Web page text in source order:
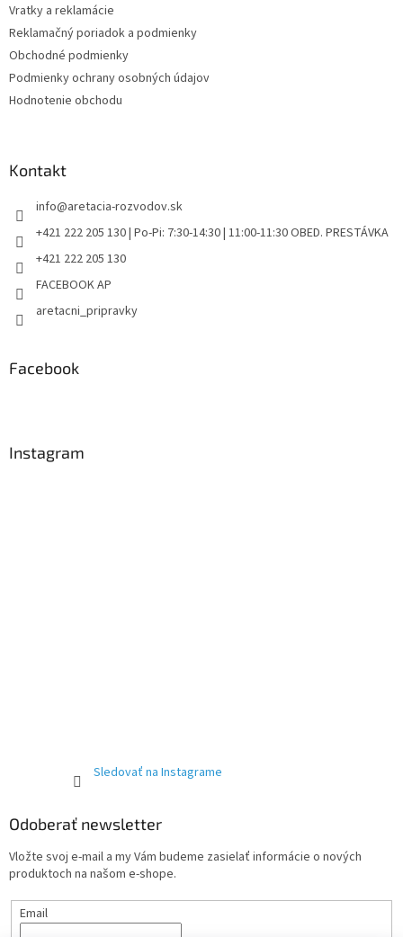
i
Vratky a reklamácie
Reklamačný poriadok a podmienky
Obchodné podmienky
Podmienky ochrany osobných údajov
Hodnotenie obchodu
Kontakt
info@aretacia-rozvodov.sk
+421 222 205 130 | Po-Pi: 7:30-14:30 | 11:00-11:30 OBED. PRESTÁVKA
+421 222 205 130
FACEBOOK AP
aretacni_pripravky
Facebook
Instagram
Sledovať na Instagrame
Odoberať newsletter
Vložte svoj e-mail a my Vám budeme zasielať informácie o nových
produktoch na našom e-shope.
Email